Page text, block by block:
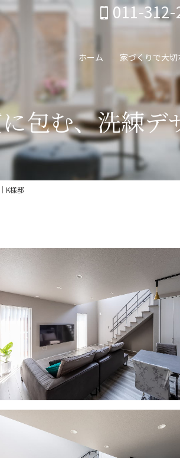
包む、洗練デ
K様邸
ホーム 家づくりで大
011-